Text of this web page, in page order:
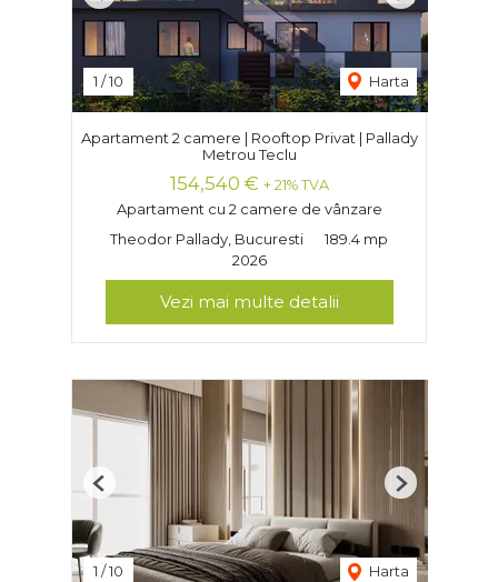
1 /10 Harta
Apartament 2 camere | Rooftop Privat | Pallady
Metrou Teclu
154,540 € + 21% TVA
Apartament cu 2 camere de vânzare
Theodor Pallady, Bucuresti
189.4 mp
2026
Vezi mai multe detalii
1 /10 Harta
Previous Next